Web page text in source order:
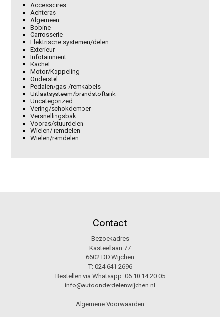
Accessoires
Achteras
Algemeen
Bobine
Carrosserie
Elektrische systemen/delen
Exterieur
Infotainment
Kachel
Motor/Koppeling
Onderstel
Pedalen/gas-/remkabels
Uitlaatsysteem/brandstoftank
Uncategorized
Vering/schokdemper
Versnellingsbak
Vooras/stuurdelen
Wielen/ remdelen
Wielen/remdelen
Contact
Bezoekadres
Kasteellaan 77
6602 DD Wijchen
T: 024 641 2696
Bestellen via Whatsapp: 06 10 14 20 05
info@autoonderdelenwijchen.nl
Algemene Voorwaarden